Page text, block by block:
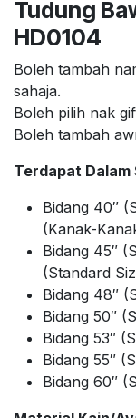
Tudung
HD0104
Boleh tambah
sahaja.
Boleh pilih nak
Boleh tambah
Terdapat Dalam
Bidang 40″
(Kanak-
Bidang 45″
(Standard
Bidang 48″
Bidang 50″
Bidang 53″
Bidang 55″
Bidang 60″